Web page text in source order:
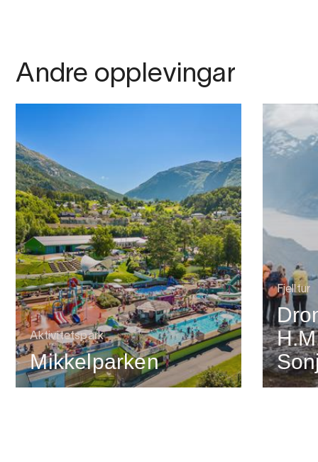
Andre opplevingar
Aktivitetspark
Mikkelparken
Fjelltur